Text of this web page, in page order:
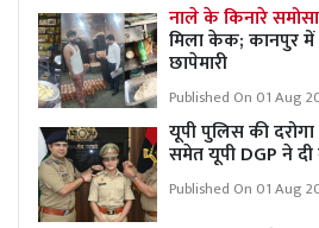
नाले के किनारे
मिला केक; कानपुर में
छापेमारी
Published On 01 Aug
यूपी पुलिस की
समेत यूपी DGP ने दी
Published On 01 Aug